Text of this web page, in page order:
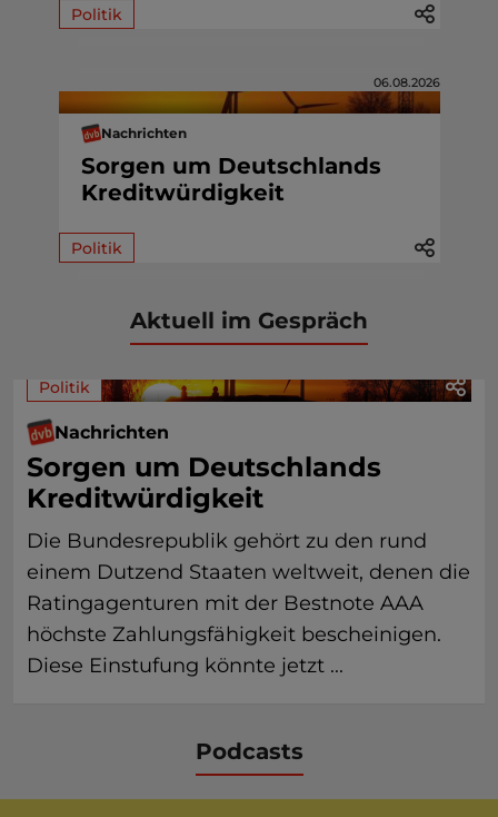
Politik
06.08.2026
Nachrichten
Sorgen um Deutschlands
Kreditwürdigkeit
Politik
Aktuell im Gespräch
Politik
Nachrichten
Sorgen um Deutschlands
Kreditwürdigkeit
Die Bundesrepublik gehört zu den rund
einem Dutzend Staaten weltweit, denen die
Ratingagenturen mit der Bestnote AAA
höchste Zahlungsfähigkeit bescheinigen.
Diese Einstufung könnte jetzt ...
Podcasts